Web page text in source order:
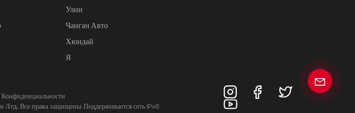
Улин
Чанган Авто
Хюндай
Я
Лтд.. Все права защищены .Поддерживается сеть IPv6